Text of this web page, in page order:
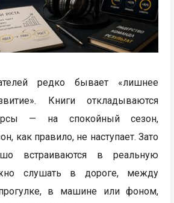
редко бывает «лишнее
Книги откладываются
— на спокойный сезон,
как правило, не наступает. Зато
встраиваются в реальную
слушать в дороге, между
в машине или фоном,